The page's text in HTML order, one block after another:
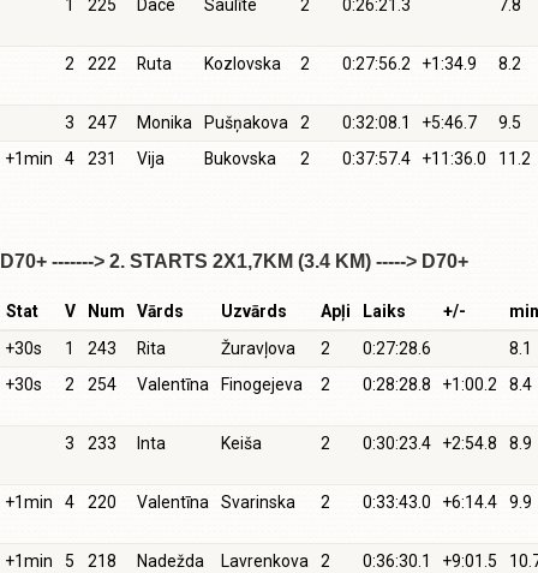
1
225 Dace Saulīte 2 0:26:21.3 7.8
2 222 Ruta Kozlovska 2 0:27:56.2 +1:34.9 8.2
3 247 Monika Pušņakova 2 0:32:08.1 +5:46.7
9.5
+1min
4 231 Vija Bukovska 2 0:37:57.4 +11:36.0 11.2
D70+ -------> 2. STARTS 2X1,7KM (3.4 KM) -----> D70+
Stat V Num Vārds Uzvārds Apļi Laiks +/-
+30s
1 243 Rita Žuravļova 2 0:27:28.6
8.1
+30s
2 254 Valentīna Finogejeva 2 0:28:28.8 +1:00.2 8.4
3 233 Inta Keiša 2 0:30:23.4 +2:54.8 8.9
+1min 4 220 Valentīna Svarinska 2 0:33:43.0 +6:14.4 9.9
+1min 5 218 Nadežda Lavrenkova 2 0:36:30.1 +9:01.5